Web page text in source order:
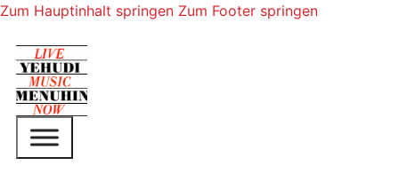
Zum Hauptinhalt springen Zum Footer springen